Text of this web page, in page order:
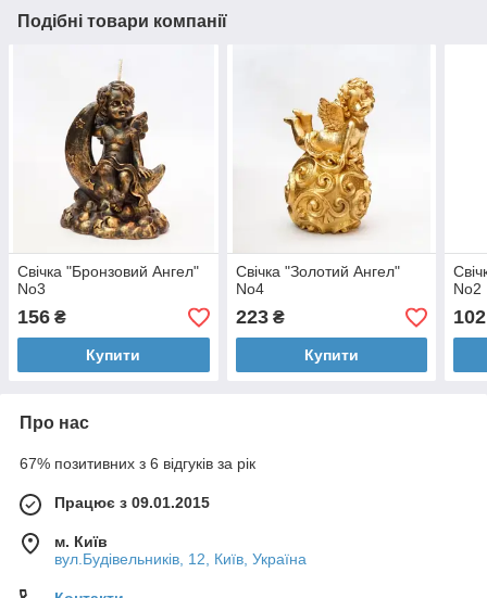
Подібні товари компанії
Свічка "Бронзовий Ангел"
No3
156 ₴
Купити
Свічка "Золотий Ангел"
No4
223₴
Купити
No2
102
Про нас
67% позитивних з 6 відгуків за рік
Працює з 09.01.2015
м. Київ
вул.Будівельників, 12, Київ, Україна